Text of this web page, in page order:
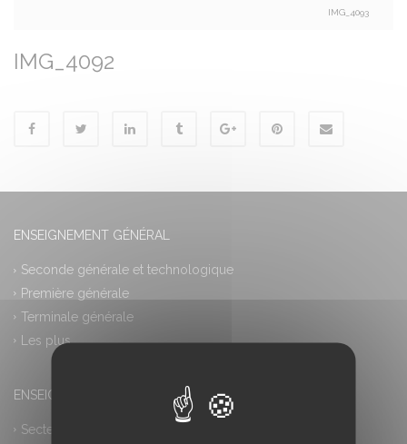
IMG_4093
IMG_4092
ENSEIGNEMENT GÉNÉRAL
Seconde générale et technologique
Première générale
Terminale générale
Les plus
ENSEIGNEMENT PROFESSIONNEL
Secteur industriel